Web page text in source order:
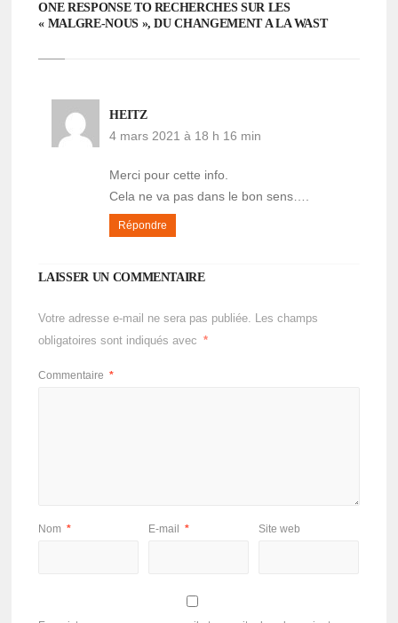
ONE RESPONSE TO RECHERCHES SUR LES
« MALGRE-NOUS », DU CHANGEMENT A LA WAST
HEITZ
4 mars 2021 à 18 h 16 min
Merci pour cette info.
Cela ne va pas dans le bon sens….
Répondre
LAISSER UN COMMENTAIRE
Votre adresse e-mail ne sera pas publiée. Les champs
obligatoires sont indiqués avec
*
Commentaire *
Nom * E-mail * Site web